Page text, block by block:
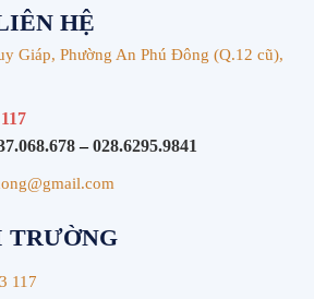
HỆ
Giáp, Phường An Phú Đông (Q.12 cũ),
–028.6295.9841
TRƯỜNG
117